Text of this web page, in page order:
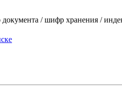
/ шифр хранения /